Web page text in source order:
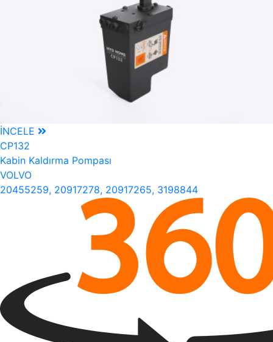
İNCELE
CP132
Kabin Kaldırma Pompası
VOLVO
20455259, 20917278, 20917265, 3198844